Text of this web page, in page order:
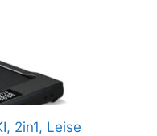
2in1, Leise